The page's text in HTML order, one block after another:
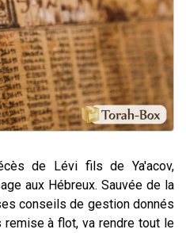
de Lévi fils de Ya'acov,
aux Hébreux. Sauvée de la
conseils de gestion donnés
remise à flot, va rendre tout le